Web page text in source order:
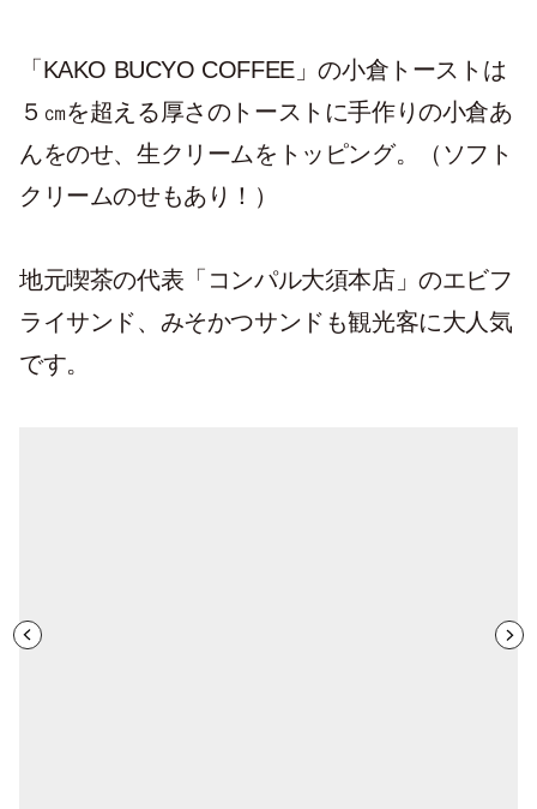
「KAKO BUCYO COFFEE」の小倉トーストは
５㎝を超える厚さのトーストに手作りの小倉あ
んをのせ、生クリームをトッピング。（ソフト
クリームのせもあり！）
地元喫茶の代表「コンパル大須本店」のエビフ
ライサンド、みそかつサンドも観光客に大人気
です。